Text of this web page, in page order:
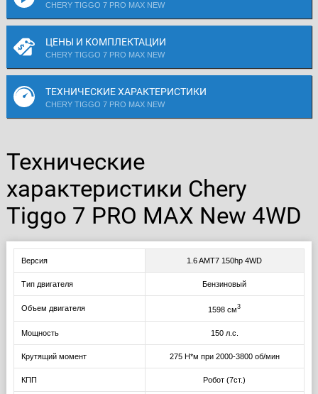
CHERY TIGGO 7 PRO MAX NEW
ЦЕНЫ И КОМПЛЕКТАЦИИ
CHERY TIGGO 7 PRO MAX NEW
ТЕХНИЧЕСКИЕ ХАРАКТЕРИСТИКИ
CHERY TIGGO 7 PRO MAX NEW
Технические
характеристики Chery
Tiggo 7 PRO MAX New 4WD
Версия 1.6 AMT7 150hp 4WD
Тип двигателя Бензиновый
Объем двигателя 1598 см3
Мощность 150 л.с.
Крутящий момент 275 Н*м при 2000-3800 об/мин
КПП Робот (7ст.)